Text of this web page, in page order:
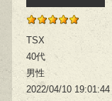
TSX
40代
男性
2022/04/10 19:01:44